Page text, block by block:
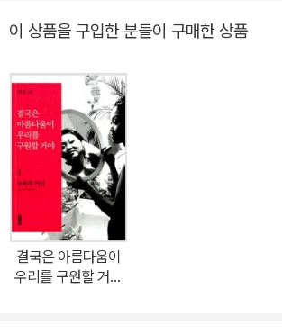
자, 물려받은 자산 없이는 나다움을 지키면서 살
이야기이다. 가정폭력 가해자의 집에서 탈출하고 퀴어 마을에 깃들어
새 가족을 이룬 시시선. 탈가정 청소년에게 보내
견을 마주하면서도 억압받은 딸의 자리를 박차고
을 이룬 라일락. 한부모 양육자로서, 새로운 집들
전한 공동체를 가꾸어가는 낭미. 반려묘와 함께
황주. 가지각색의 사람들이 공존하는 아름다움을
더 여성 에디. ‘보호’라는 이름으로 장애인을 대
도 저항하는 진성선. 집을 소유하는 것보다 충실
이 상품을 구입한 분들이 구매한 상품
결국은 아름다움이
우리를 구원할 거야